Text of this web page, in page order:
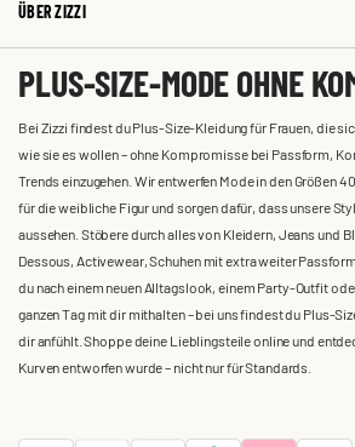
ÜBER ZIZZI
PLUS-SIZE-MODE OHNE
Bei Zizzi findest du Plus-Size-Kleidung für Frauen, die
wie sie es wollen – ohne Kompromisse bei Passform,
Trends einzugehen. Wir entwerfen Mode in den Größen
für die weibliche Figur und sorgen dafür, dass unsere
aussehen. Stöbere durch alles von Kleidern, Jeans und
Dessous, Activewear, Schuhen mit extra weiter
du nach einem neuen Alltagslook, einem Party-Outfit
ganzen Tag mit dir mithalten – bei uns findest du Plus-
dir anfühlt. Shoppe deine Lieblingsteile online und
Kurven entworfen wurde – nicht nur für Standards.